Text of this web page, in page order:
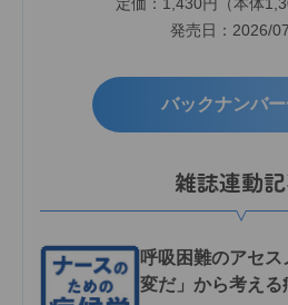
発売日：2026/
バックナンバ
雑誌連動
呼吸困難のアセ
変だ」から考える